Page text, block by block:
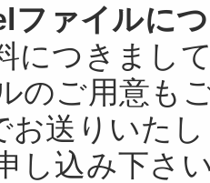
ファイルに
につきまし
のご用意も
お送りいた
し込み下さ